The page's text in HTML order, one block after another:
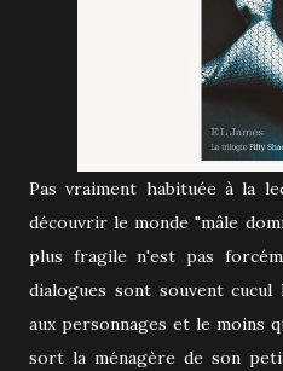
Pas vraiment habituée à la
découvrir le monde "mâle
plus fragile n'est pas
dialogues sont souvent
aux personnages et le moins
sort la ménagère de son